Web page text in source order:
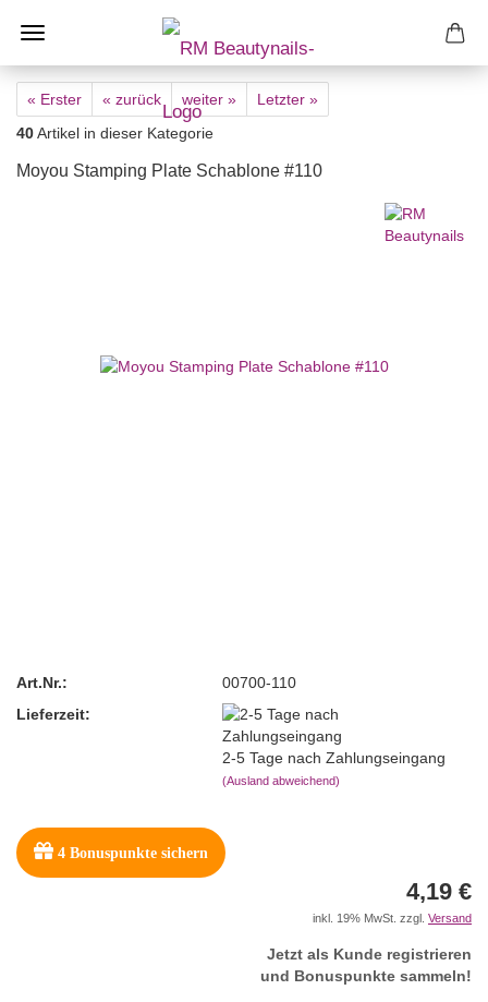
« Erster « zurück weiter »
Letzter »
40Artikel in dieser Kategorie
Moyou Stamping Plate Schablone #110
Art.Nr.:
00700-110
Lieferzeit:
2-5 Tage nach Zahlungseingang
(Ausland abweichend)
4 Bonuspunkte sichern
4,19 €
inkl. 19% MwSt. zzgl. Versand
Jetzt als Kunde registrieren
und Bonuspunkte sammeln!